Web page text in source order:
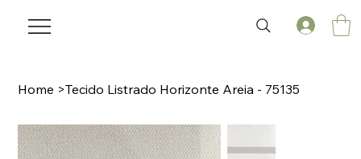
Home >Tecido Listrado Horizonte Areia - 75135